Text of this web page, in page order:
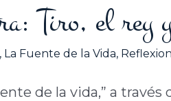
Tiro, el rey
, La Fuente de la Vida,
de la vida,” a